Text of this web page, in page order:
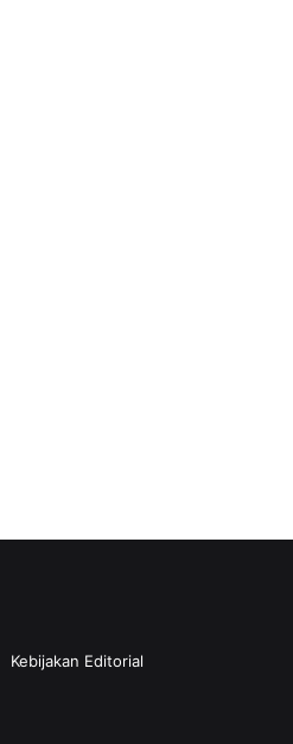
Kebijakan Editorial